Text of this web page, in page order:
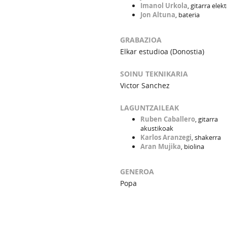
Imanol Urkola, gitarra
Jon Altuna, bateria
GRABAZIOA
Elkar estudioa (Donostia)
SOINU TEKNIKARIA
Victor Sanchez
LAGUNTZAILEAK
Ruben Caballero, gitarra
akustikoak
Karlos Aranzegi, shakerra
Aran Mujika, biolina
GENEROA
Popa